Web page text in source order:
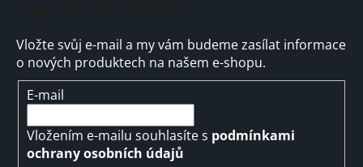
Vložte svůj e-mail a my vám budeme zasílat informace
o nových produktech na našem e-shopu.
E-mail
Vložením e-mailu souhlasíte s podmínkami
ochrany osobních údajů